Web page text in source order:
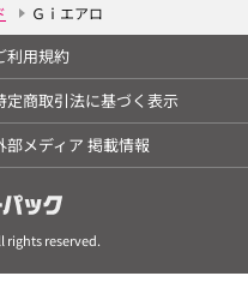
Ｇｉエアロ
利用規約
定商取引法に基づく表示
部メディア 掲載情報
rights reserved.